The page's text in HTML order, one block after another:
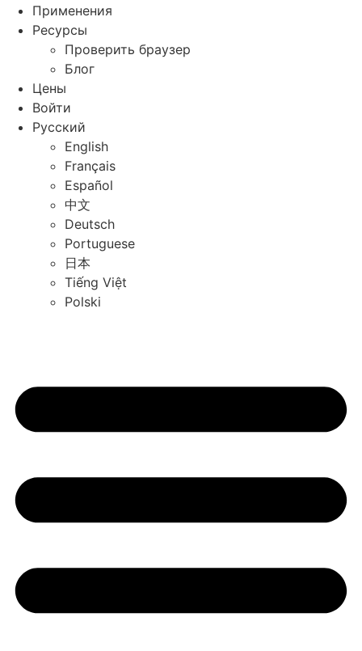
Применения
Ресурсы
Проверить браузер
Блог
Цены
Войти
Русский
English
Français
Español
中文
Deutsch
Portuguese
日本
Tiếng Việt
Polski